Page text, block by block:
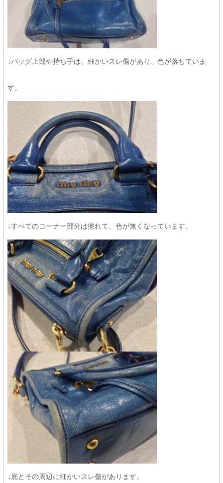
↓バッグ上部や持ち手は、細かいスレ傷があり、色が落ちていま
す。
↓すべてのコーナー部分は擦れて、色が無くなっています。
↓底とその周辺に細かいスレ傷があります。